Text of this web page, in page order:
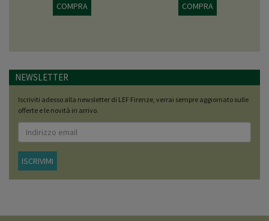
COMPRA
COMPRA
NEWSLETTER
Iscriviti adesso alla newsletter di LEF Firenze, verrai sempre aggiornato sulle
offerte e le novità in arrivo.
ISCRIVIMI